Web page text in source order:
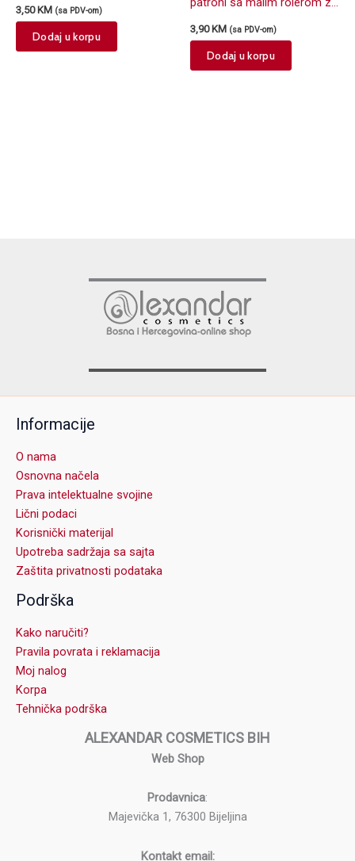
3,50 KM (sa PDV-om)
Dodaj u korpu
100ml
3,90 KM (sa PDV-om)
Dodaj u korpu
Informacije
O nama
Osnovna načela
Prava intelektualne svojine
Lični podaci
Korisnički materijal
Upotreba sadržaja sa sajta
Zaštita privatnosti podataka
Podrška
Kako naručiti?
Pravila povrata i reklamacija
Moj nalog
Korpa
Tehnička podrška
ALEXANDAR COSMETICS BIH
Web Shop
Prodavnica:
Majevička 1, 76300 Bijeljina
Kontakt email: